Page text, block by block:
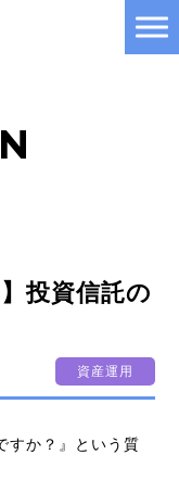
投資信託の
資産運用
すか？』という質